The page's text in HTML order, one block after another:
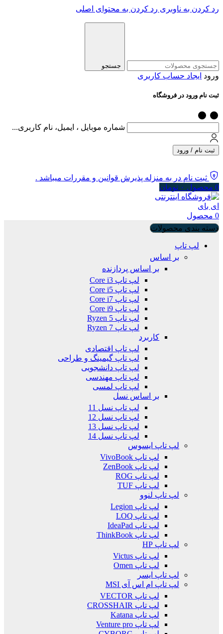
رد کردن به ناوبری رد کردن به محتوای اصلی
جستجو
ورود ایجاد حساب کاربری
ثبت نام ورود در فروشگاه
شماره موبایل ، ایمیل، نام کاربری...
ثبت نام / ورود
ثبت نام در به منزله پذیرش قوانین و مقررات میباشد .
0 محصول ۰ تومان
0 محصول
دسته بندی محصولات
لپ تاپ
بر اساس
بر اساس پردازنده
لپ تاپ Core i3
لپ تاپ Core i5
لپ تاپ Core i7
لپ تاپ Core i9
لپ تاپ Ryzen 5
لپ تاپ Ryzen 7
کاربرد
لپ تاپ اقتصادی
لپ تاپ گیمینگ و طراحی
لپ تاپ دانشجویی
لپ تاپ مهندسی
لپ تاپ لمسی
بر اساس نسل
لپ تاپ نسل 11
لپ تاپ نسل 12
لپ تاپ نسل 13
لپ تاپ نسل 14
لپ تاپ ایسوس
لپ تاپ VivoBook
لپ تاپ ZenBook
لپ تاپ ROG
لپ تاپ TUF
لپ تاپ لنوو
لپ تاپ Legion
لپ تاپ LOQ
لپ تاپ IdeaPad
لپ تاپ ThinkBook
لپ تاپ HP
لپ تاپ Victus
لپ تاپ Omen
لپ تاپ ایسر
لپ تاپ ام اس آی MSI
لپ تاپ VECTOR
لپ تاپ CROSSHAIR
لپ تاپ Katana
لپ تاپ Venture pro